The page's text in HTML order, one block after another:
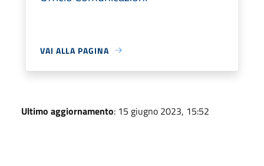
VAI ALLA PAGINA
Ultimo aggiornamento: 15 giugno 2023, 15:52